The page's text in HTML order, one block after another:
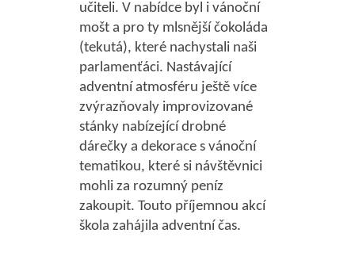
učiteli. V nabídce byl i vánoční
mošt a pro ty mlsnější čokoláda
(tekutá), které nachystali naši
parlamenťáci. Nastávající
adventní atmosféru ještě více
zvýrazňovaly improvizované
stánky nabízející drobné
dárečky a dekorace s vánoční
tematikou, které si návštěvnici
mohli za rozumný peníz
zakoupit. Touto příjemnou akcí
škola zahájila adventní čas.